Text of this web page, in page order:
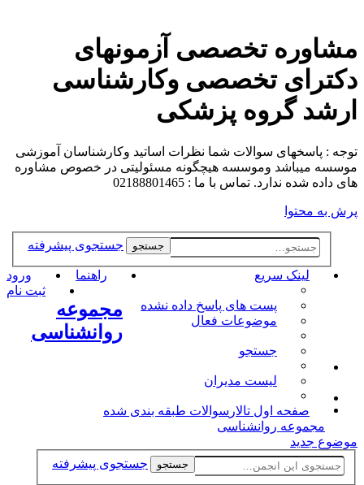
مشاوره تخصصی آزمونهای
دکترای تخصصی وکارشناسی
ارشد گروه پزشکی
توجه : پاسخهای سوالات شما نظرات اساتید وکارشناسان آموزشی
موسسه میباشد وموسسه هیچگونه مسئولیتی در خصوص مشاوره
های داده شده ندارد. تماس با ما : 02188801465
پرش به محتوا
جستجو جستجوی پیشرفته
لینک سریع
پست های پاسخ داده نشده
موضوعات فعال
جستجو
لیست مدیران
راهنما
ورود
ثبت نام
صفحه اول تالار سوالات طبقه بندی شده
مجموعه روانشناسی
مجموعه
روانشناسی
موضوع جدید
جستجو جستجوی پیشرفته